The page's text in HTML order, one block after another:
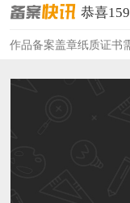
恭喜
恭喜
恭喜
恭喜
恭喜
恭喜
作品备案盖章纸质证书